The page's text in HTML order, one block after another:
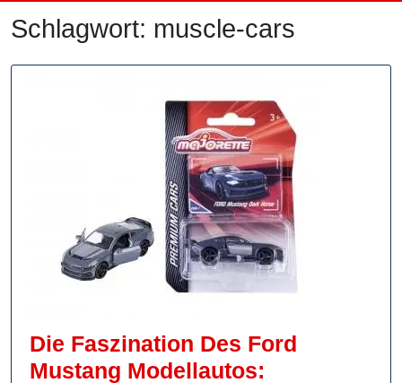
Schlagwort: muscle-cars
Die Faszination Des Ford
Mustang Modellautos: